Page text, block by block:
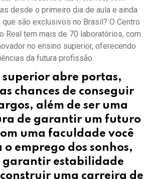
desde o primeiro dia de aula e ainda
são exclusivos no Brasil? O Centro
Real tem mais de 70 laboratórios, com
no ensino superior, oferecendo
da futura profissão.
superior abre portas,
chances de conseguir
além de ser uma
de garantir um futuro
uma faculdade você
o emprego dos sonhos,
garantir estabilidade
uma carreira de